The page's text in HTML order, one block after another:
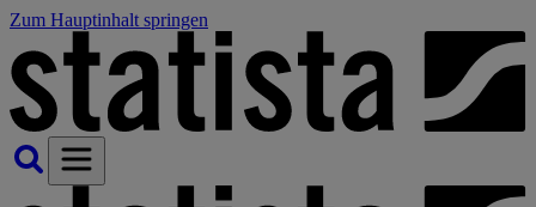
Zum Hauptinhalt springen